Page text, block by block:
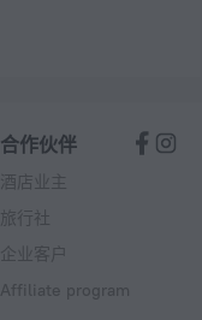
合作伙伴
酒店业主
旅行社
企业客户
Affiliate program